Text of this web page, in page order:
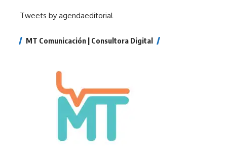
Tweets by agendaeditorial
MT Comunicación | Consultora Digital